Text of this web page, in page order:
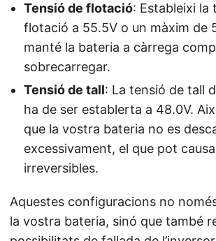
Tensió de flotació: Estableixi la
flotació a 55.5V o un màxim de
manté la bateria a càrrega
sobrecarregar.
Tensió de tall: La tensió de tall
ha de ser establerta a 48.0V.
que la vostra bateria no es
excessivament, el que pot
irreversibles.
Aquestes configuracions no
la vostra bateria, sinó que també